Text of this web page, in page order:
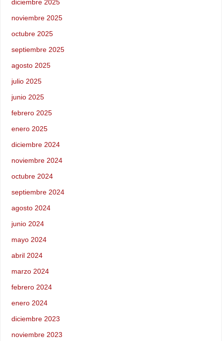
diciembre 2025
noviembre 2025
octubre 2025
septiembre 2025
agosto 2025
julio 2025
junio 2025
febrero 2025
enero 2025
diciembre 2024
noviembre 2024
octubre 2024
septiembre 2024
agosto 2024
junio 2024
mayo 2024
abril 2024
marzo 2024
febrero 2024
enero 2024
diciembre 2023
noviembre 2023